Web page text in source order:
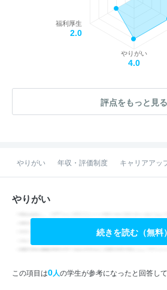
やりがい
4.0
福利厚生
2.0
評点をもっと見る
やりがい 年収・評価制度 キャリアアッ
やりがい
続きを読む（無料）
この項目は0人の学生が参考になったと回答して